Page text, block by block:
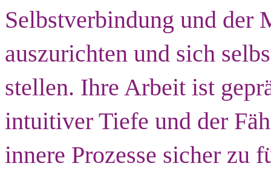
Selbstverbindung und der
auszurichten und sich
stellen. Ihre Arbeit ist
intuitiver Tiefe und der
innere Prozesse sicher zu